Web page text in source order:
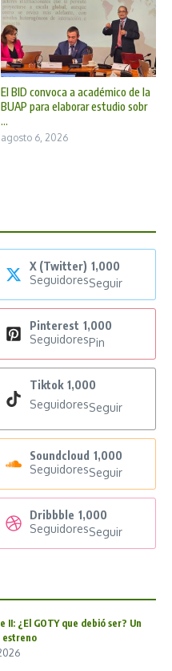
El BID convoca a académico de la
BUAP para elaborar estudio sobr
...
agosto 6, 2026
X (Twitter) 1,000
SeguidoresSeguir
Pinterest 1,000
SeguidoresPin
Tiktok 1,000
SeguidoresSeguir
Soundcloud 1,000
SeguidoresSeguir
Dribbble 1,000
SeguidoresSeguir
II: ¿El GOTY que debió ser? Un
estreno